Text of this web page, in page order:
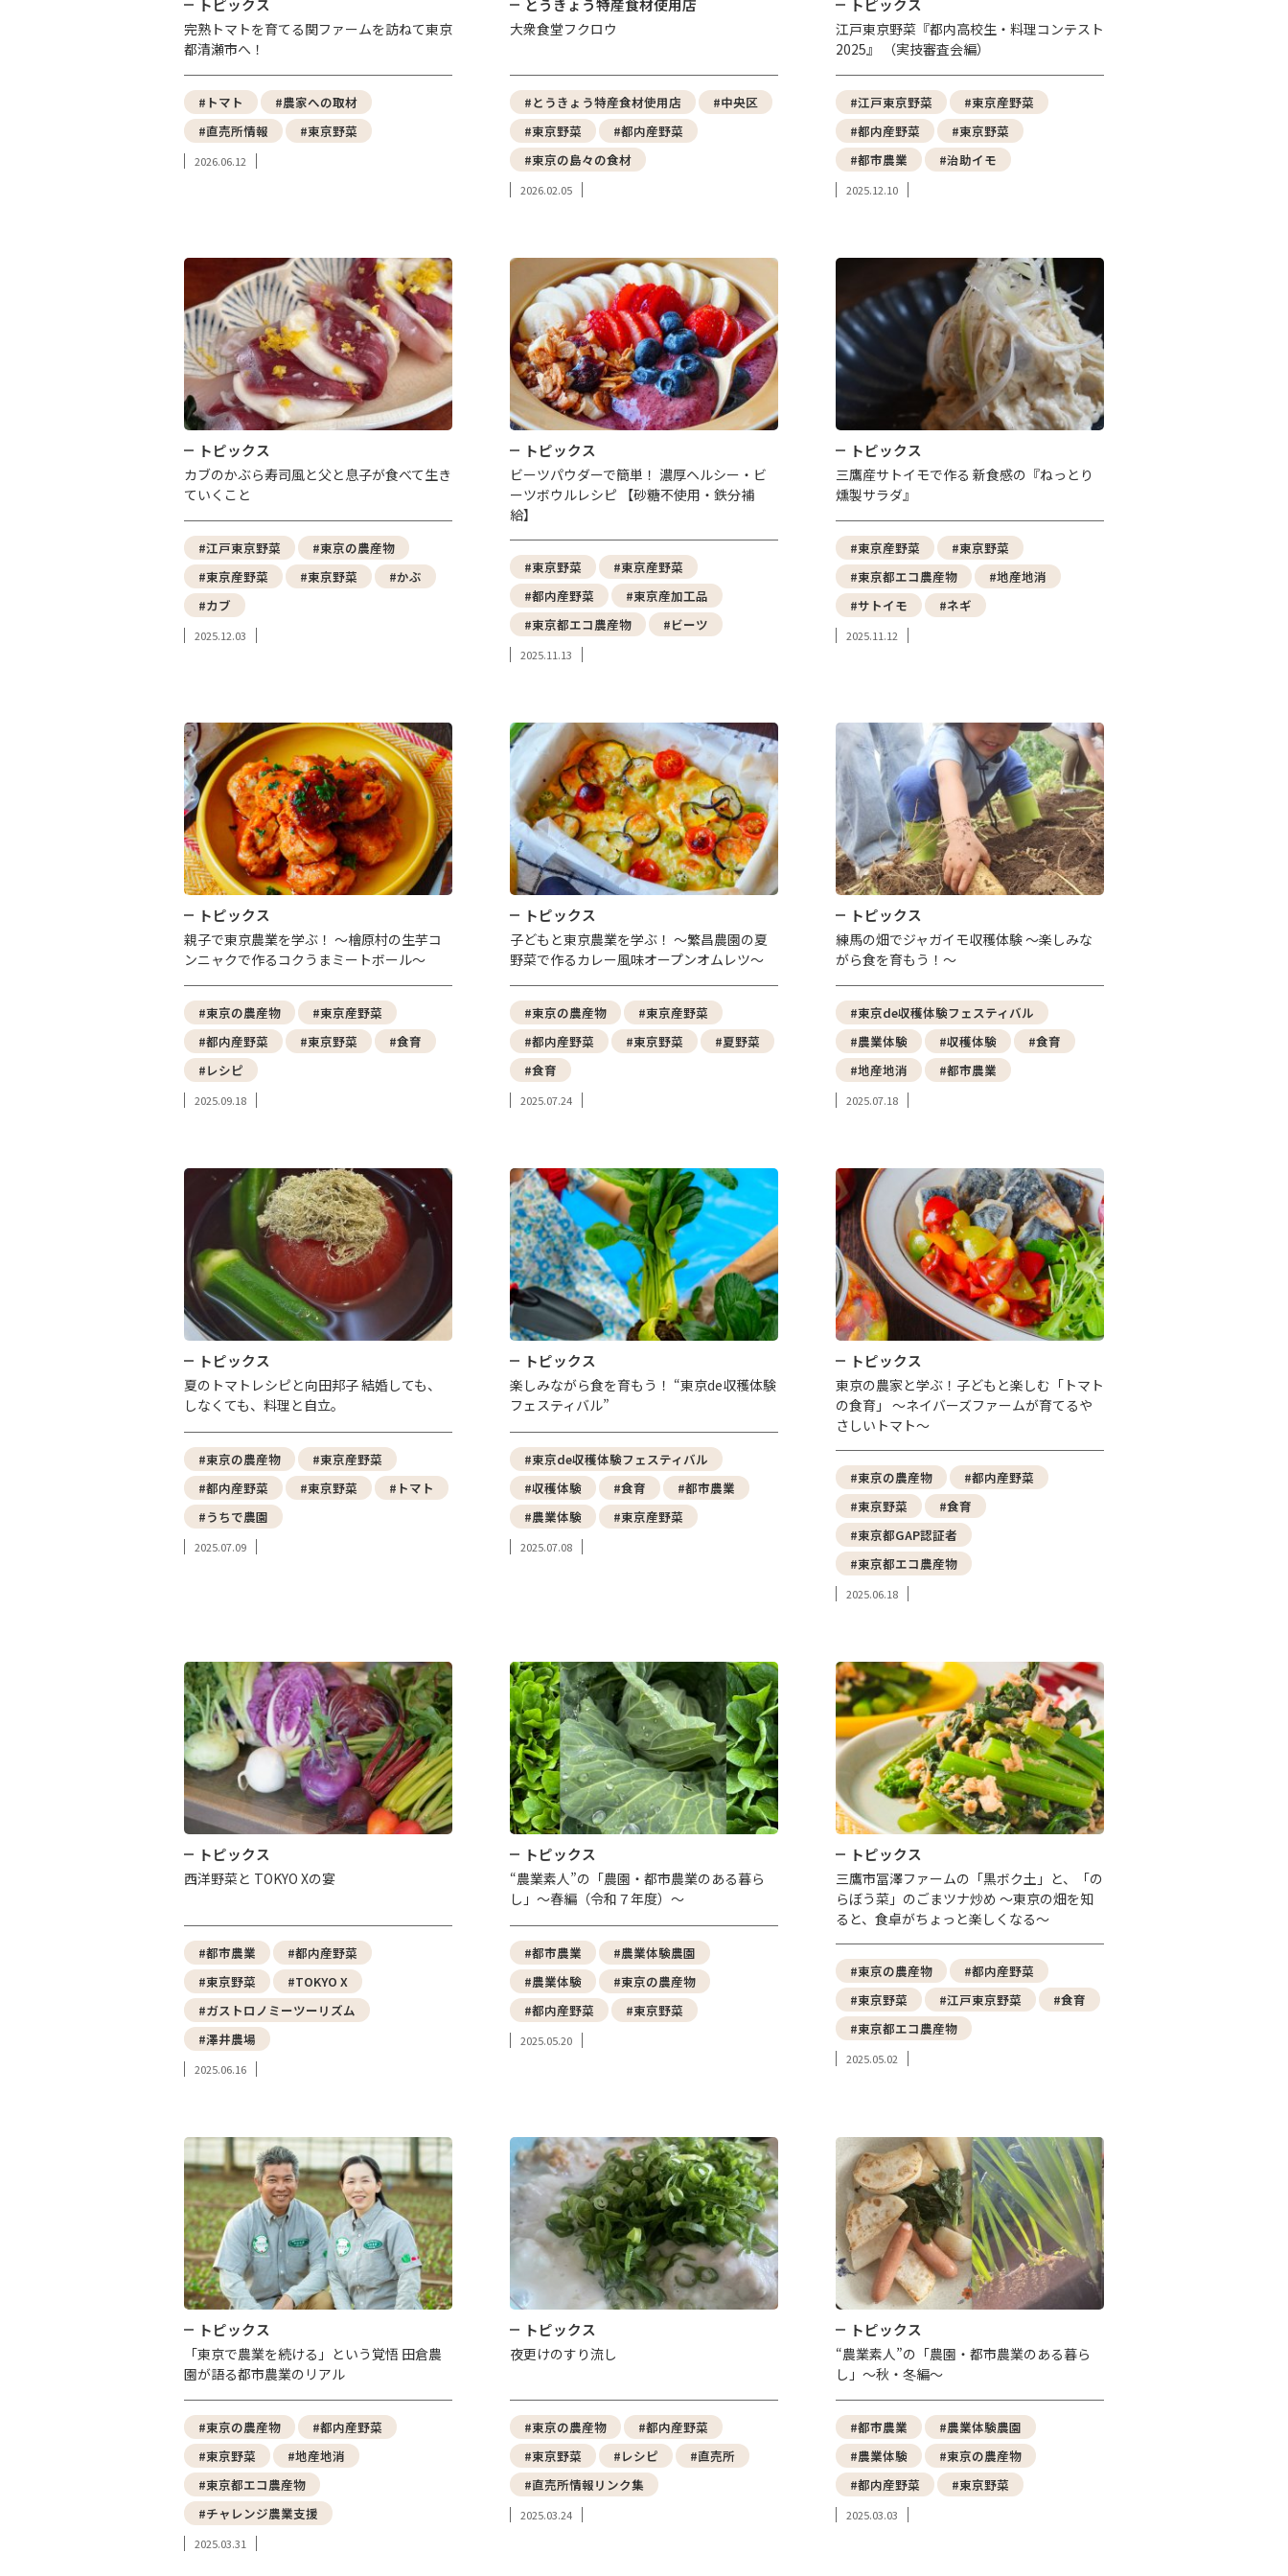
トピックス
完熟トマトを育てる関ファームを訪ねて東京
都清瀬市へ！
#トマト
#農家への取材
#直売所情報
#東京野菜
2026.06.12
とうきょう特産食材使用店
大衆食堂フクロウ
#とうきょう特産食材使用店
#中央区
#東京野菜
#都内産野菜
#東京の島々の食材
2026.02.05
トピックス
江戸東京野菜『都内高校生・料理コンテスト
2025』 （実技審査会編）
#江戸東京野菜
#東京産野菜
#都内産野菜
#東京野菜
#都市農業
#治助イモ
2025.12.10
トピックス
カブのかぶら寿司風と父と息子が食べて生き
ていくこと
#江戸東京野菜
#東京の農産物
#東京産野菜
#東京野菜
#かぶ
#カブ
2025.12.03
トピックス
ビーツパウダーで簡単！ 濃厚ヘルシー・ビ
ーツボウルレシピ 【砂糖不使用・鉄分補
給】
#東京野菜
#東京産野菜
#都内産野菜
#東京産加工品
#東京都エコ農産物
#ビーツ
2025.11.13
トピックス
三鷹産サトイモで作る 新食感の『ねっとり
燻製サラダ』
#東京産野菜
#東京野菜
#東京都エコ農産物
#地産地消
#サトイモ
#ネギ
2025.11.12
トピックス
親子で東京農業を学ぶ！ ～檜原村の生芋コ
ンニャクで作るコクうまミートボール～
#東京の農産物
#東京産野菜
#都内産野菜
#東京野菜
#食育
#レシピ
2025.09.18
トピックス
子どもと東京農業を学ぶ！ ～繁昌農園の夏
野菜で作るカレー風味オープンオムレツ～
#東京の農産物
#東京産野菜
#都内産野菜
#東京野菜
#夏野菜
#食育
2025.07.24
トピックス
練馬の畑でジャガイモ収穫体験 ～楽しみな
がら食を育もう！～
#東京de収穫体験フェスティバル
#農業体験
#収穫体験
#食育
#地産地消
#都市農業
2025.07.18
トピックス
夏のトマトレシピと向田邦子 結婚しても、
しなくても、料理と自立。
#東京の農産物
#東京産野菜
#都内産野菜
#東京野菜
#トマト
#うちで農園
2025.07.09
トピックス
楽しみながら食を育もう！ “東京de収穫体験
フェスティバル”
#東京de収穫体験フェスティバル
#収穫体験
#食育
#都市農業
#農業体験
#東京産野菜
2025.07.08
トピックス
東京の農家と学ぶ！子どもと楽しむ「トマト
の食育」 〜ネイバーズファームが育てるや
さしいトマト〜
#東京の農産物
#都内産野菜
#東京野菜
#食育
#東京都GAP認証者
#東京都エコ農産物
2025.06.18
トピックス
西洋野菜と TOKYO Xの宴
#都市農業
#都内産野菜
#東京野菜
#TOKYO X
#ガストロノミーツーリズム
#澤井農場
2025.06.16
トピックス
“農業素人”の「農園・都市農業のある暮ら
し」〜春編（令和７年度）〜
#都市農業
#農業体験農園
#農業体験
#東京の農産物
#都内産野菜
#東京野菜
2025.05.20
トピックス
三鷹市冨澤ファームの「黒ボク土」と、「の
らぼう菜」のごまツナ炒め ～東京の畑を知
ると、食卓がちょっと楽しくなる～
#東京の農産物
#都内産野菜
#東京野菜
#江戸東京野菜
#食育
#東京都エコ農産物
2025.05.02
トピックス
「東京で農業を続ける」という覚悟 田倉農
園が語る都市農業のリアル
#東京の農産物
#都内産野菜
#東京野菜
#地産地消
#東京都エコ農産物
#チャレンジ農業支援
2025.03.31
トピックス
夜更けのすり流し
#東京の農産物
#都内産野菜
#東京野菜
#レシピ
#直売所
#直売所情報リンク集
2025.03.24
トピックス
“農業素人”の「農園・都市農業のある暮ら
し」〜秋・冬編〜
#都市農業
#農業体験農園
#農業体験
#東京の農産物
#都内産野菜
#東京野菜
2025.03.03